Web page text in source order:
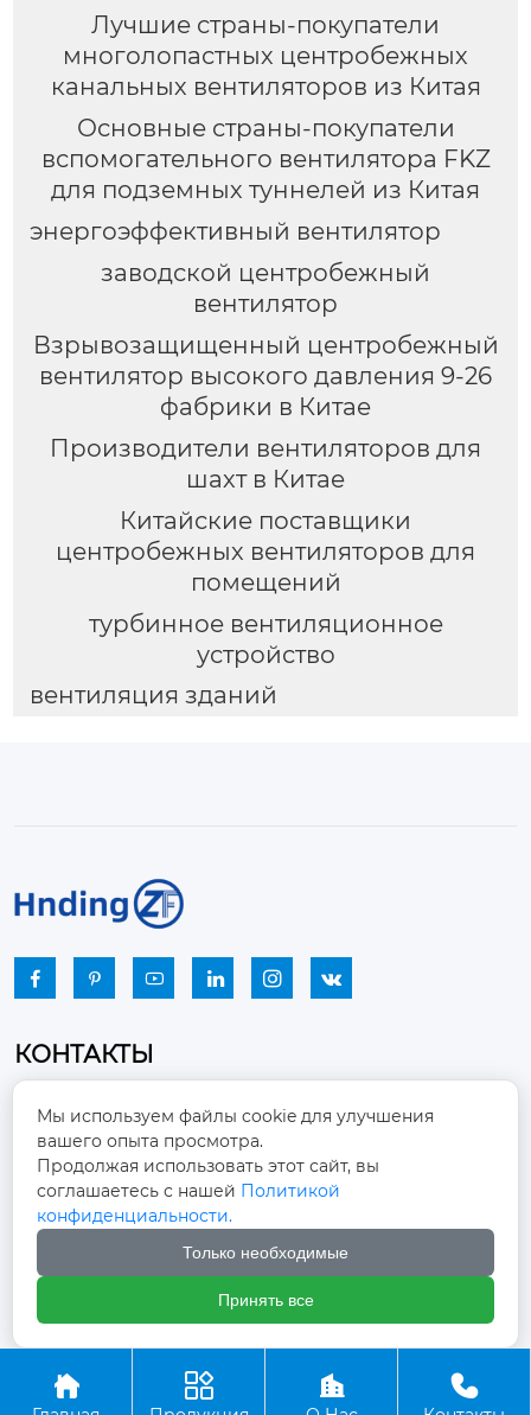
Лучшие страны-покупатели
многолопастных центробежных
канальных вентиляторов из Китая
Основные страны-покупатели
вспомогательного вентилятора FKZ
для подземных туннелей из Китая
энергоэффективный вентилятор
заводской центробежный
вентилятор
Взрывозащищенный центробежный
вентилятор высокого давления 9-26
фабрики в Китае
Производители вентиляторов для
шахт в Китае
Китайские поставщики
центробежных вентиляторов для
помещений
турбинное вентиляционное
устройство
вентиляция зданий
     
КОНТАКТЫ

Промышленный парк, город Наньцзяо,
район Чжоуцунь, город Цзыбо, провинция
Шаньдун
winston-xu@hengdingfan.com
+86-13806434669
 +86 13806434669
   
Мы используем файлы cookie для улучшения
вашего опыта просмотра.
Продолжая использовать этот сайт, вы
соглашаетесь с нашей Политикой
конфиденциальности.
Только необходимые
Принять все